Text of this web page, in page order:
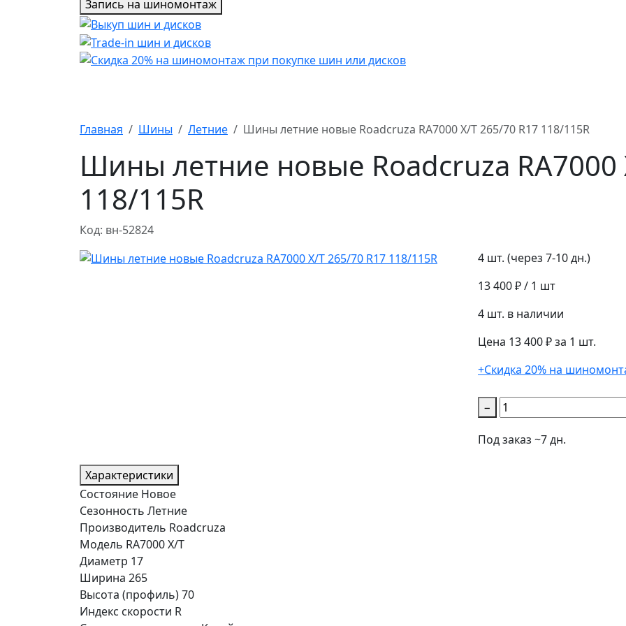
Запись на шиномонтаж
Главная Шины Летние Шины летние новые Roadcruza RA7000 X/T 265/70 R17 118/115R
Шины летние новые Roadcruza RA7000
118/115R
Код: вн-52824
4 шт. (через 7-10 дн.)
13 400 ₽/ 1 шт
4 шт. в наличии
Цена 13 400 ₽ за 1 шт.
+Скидка 20% на
−
Под заказ ~7 дн.
Характеристики
Состояние Новое
Сезонность Летние
Производитель Roadcruza
Модель RA7000 X/T
Диаметр 17
Ширина 265
Высота (профиль)70
Индекс скорости R